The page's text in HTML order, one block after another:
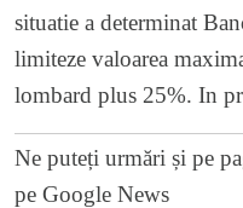
situatie a determinat
limiteze valoarea
lombard plus 25%. In
Ne puteți urmări și pe
pe Google News